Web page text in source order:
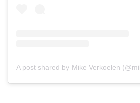
A post shared by Mike Verkoelen